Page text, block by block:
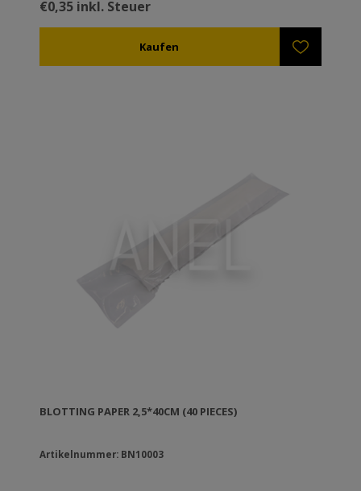
€0,35 inkl. Steuer
BLOTTING PAPER 2,5*40CM (40 PIECES)
Artikelnummer: BN10003